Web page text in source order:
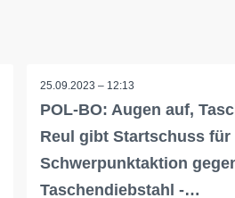
25.09.2023 – 12:13
POL-BO: Augen auf,
Reul gibt Startschuss für
Schwerpunktaktion
Taschendiebstahl -…